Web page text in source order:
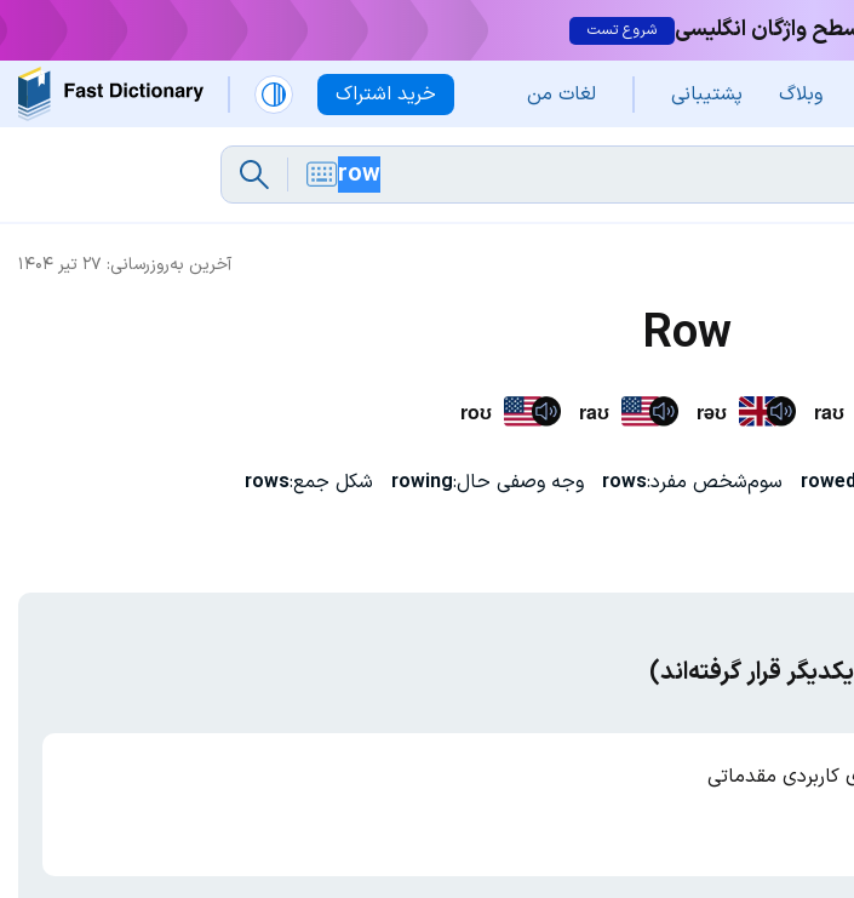
واژگان انگلیسی شروع تست
خرید اشتراک وبلاگ پشتیبانی لغات من
آخرین به‌روزرسانی: ۲۷ تیر ۱۴۰۴
Row
roʊ raʊ rəʊ raʊ
سوم‌شخص مفرد:rows وجه وصفی حال:rowing شکل جمع:rows
قرار گرفته‌اند)
مقدماتی